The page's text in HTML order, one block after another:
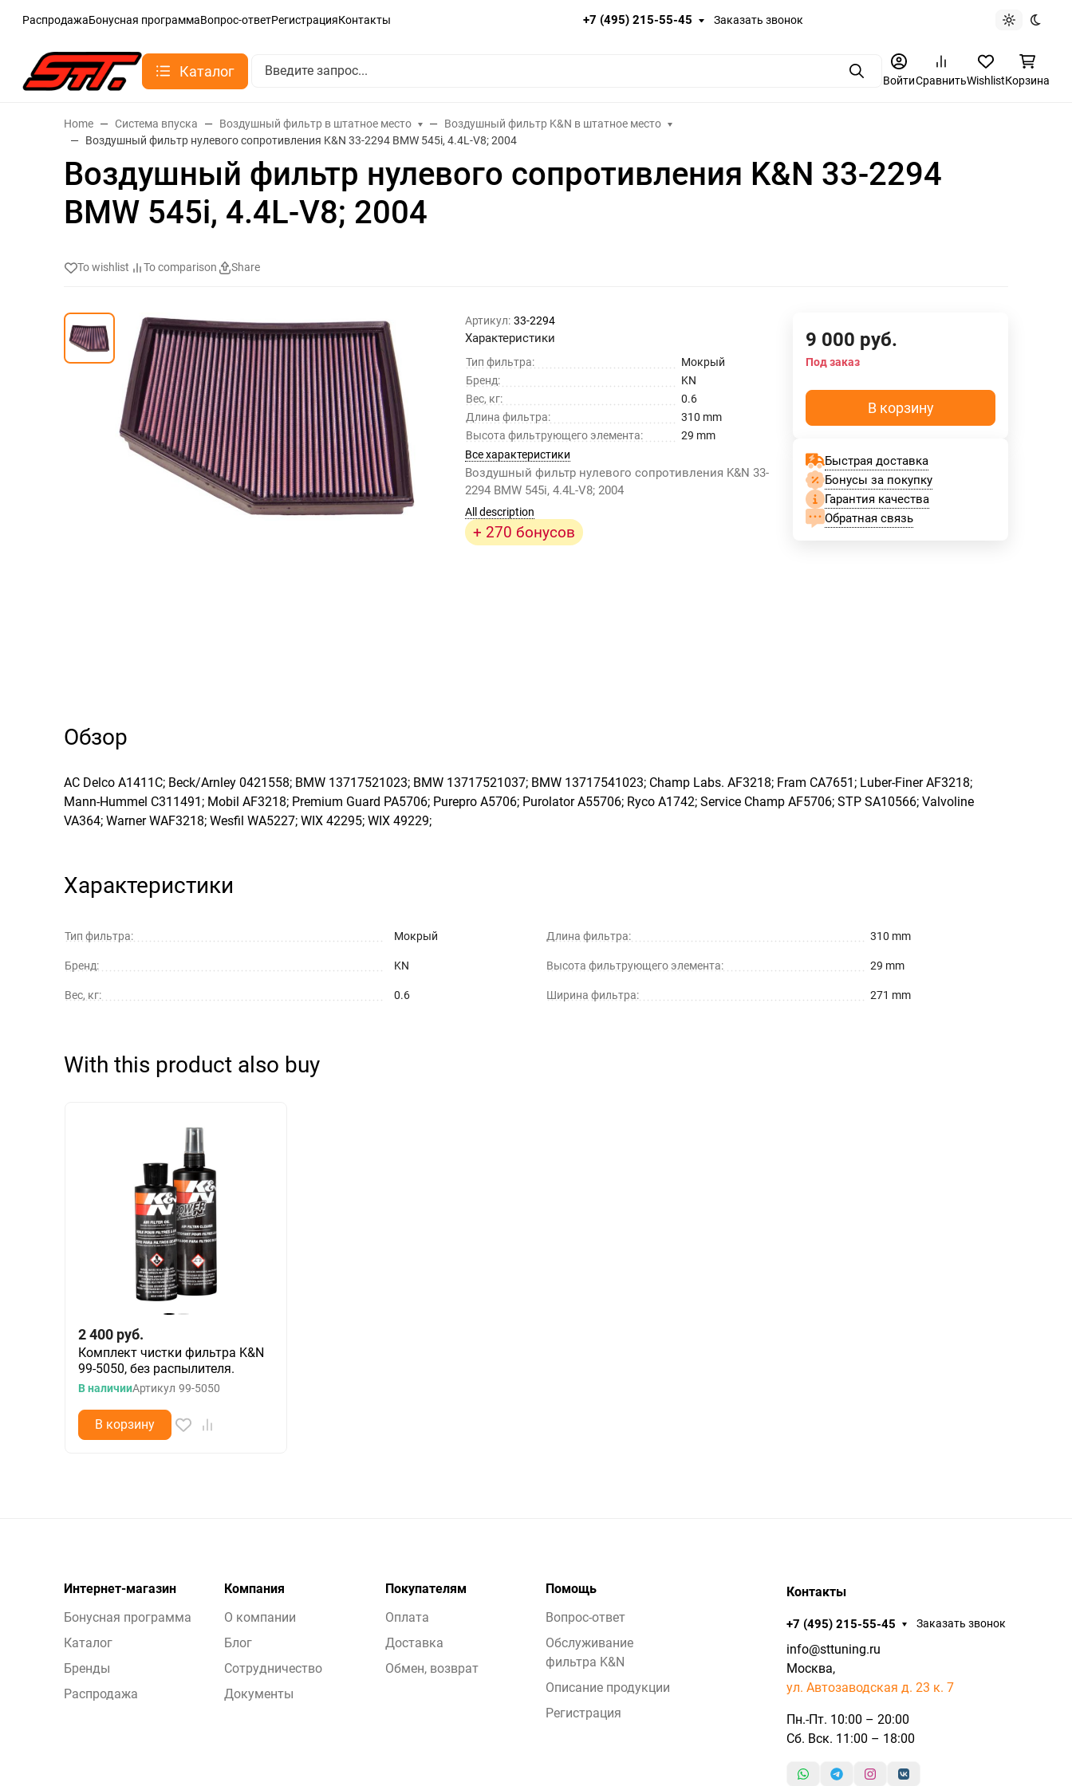
РаспродажаБонусная программаВопрос-ответРегистрацияКонтакты +7 (495) 215-55-45 Заказать звонок
Light theme
Dark
Каталог ПоискВойтиСравнитьWishlistКорзина
Home Система впуска Воздушный фильтр в штатное место
Воздушный фильтр K&N в штатное место
Воздушный фильтр нулевого сопротивления K&N 33-2294 BMW 545i, 4.4L-V8; 2004
Воздушный фильтр нулевого сопротивления K&N 33-2294
BMW 545i, 4.4L-V8; 2004
To wishlist To comparison Share
Артикул: 33-2294
Характеристики
Тип фильтра:
Мокрый
Бренд:
KN
Вес, кг:
0.6
Длина фильтра:
310 mm
Высота фильтрующего элемента:
29 mm
Все характеристики
Воздушный фильтр нулевого сопротивления K&N 33-
2294 BMW 545i, 4.4L-V8; 2004
All description
+ 270 бонусов
9 000 руб.
Под заказ
В корзину
Быстрая доставка
Бонусы за покупку
Гарантия качества
Обратная связь
Обзор
AC Delco A1411C; Beck/Arnley 0421558; BMW 13717521023; BMW 13717521037; BMW 13717541023; Champ Labs. AF3218; Fram CA7651; Luber-Finer AF3218;
Mann-Hummel C311491; Mobil AF3218; Premium Guard PA5706; Purepro A5706; Purolator A55706; Ryco A1742; Service Champ AF5706; STP SA10566; Valvoline
VA364; Warner WAF3218; Wesfil WA5227; WIX 42295; WIX 49229;
Характеристики
Тип фильтра: Мокрый
Бренд: KN
Вес, кг: 0.6
Длина фильтра: 310 mm
Высота фильтрующего элемента: 29 mm
Ширина фильтра: 271 mm
With this product also buy
2 400 руб.
Комплект чистки фильтра K&N
99-5050, без распылителя.
В наличииАртикул 99-5050
В корзину
Интернет-магазин
Бонусная программа
Каталог
Бренды
Распродажа
Компания
О компании
Блог
Сотрудничество
Документы
Покупателям
Оплата
Доставка
Обмен, возврат
Помощь
Вопрос-ответ
Обслуживание
фильтра K&N
Описание продукции
Регистрация
Контакты
+7 (495) 215-55-45 Заказать звонок
info@sttuning.ru
Москва,
ул. Автозаводская д. 23 к. 7
Пн.-Пт. 10:00 – 20:00
Сб. Вск. 11:00 – 18:00